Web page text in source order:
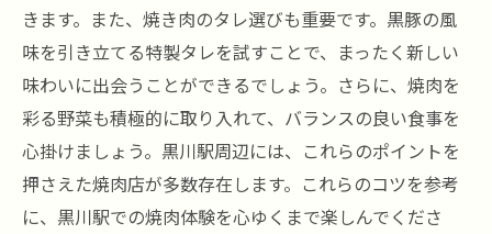
きます。また、焼き肉のタレ選びも重要です。黒豚の風
味を引き立てる特製タレを試すことで、まったく新しい
味わいに出会うことができるでしょう。さらに、焼肉を
彩る野菜も積極的に取り入れて、バランスの良い食事を
心掛けましょう。黒川駅周辺には、これらのポイントを
押さえた焼肉店が多数存在します。これらのコツを参考
に、黒川駅での焼肉体験を心ゆくまで楽しんでくださ